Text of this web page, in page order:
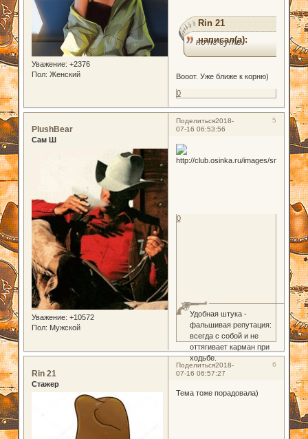
Уважение: +2376
Пол: Женский
Rin 21
написал(а):
но не суть.
Вооот. Уже ближе к корню)
0
Поделиться 5
2018-
07-16 06:53:56
PlushBear
Сам Ш
Уважение: +10572
Пол: Мужской
Удобная штука -
фальшивая репутация:
всегда с собой и не
оттягивает карман при
ходьбе.
0
Поделиться 6
2018-
07-16 06:57:27
Rin 21
Стажер
Тема тоже порадовала)